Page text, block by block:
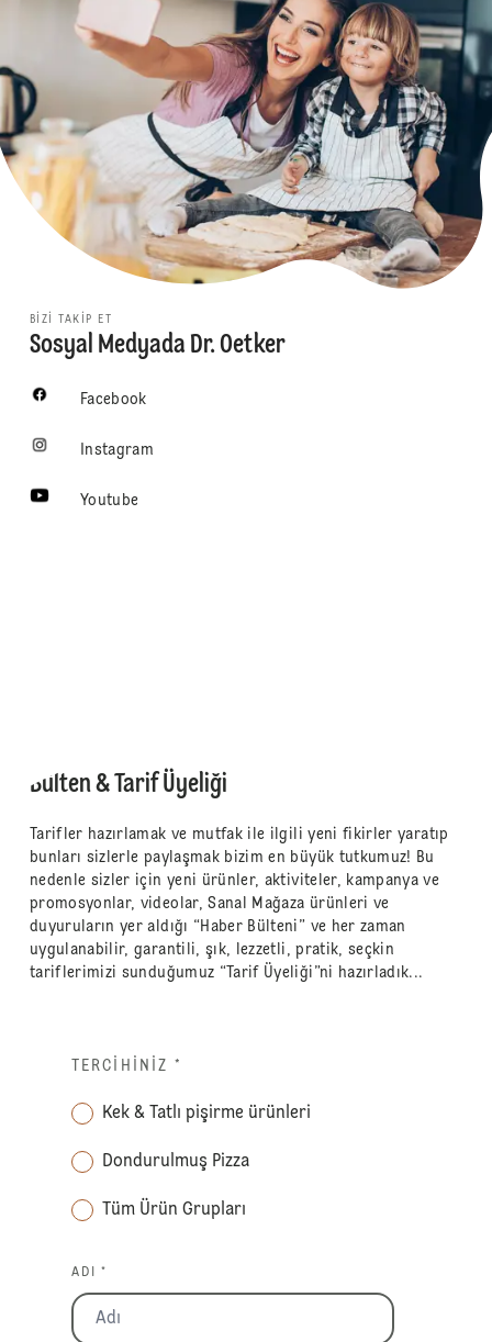
BIZI TAKIP ET
Sosyal Medyada Dr. Oetker
Facebook
Instagram
Youtube
Bülten & Tarif Üyeliği
Tarifler hazırlamak ve mutfak ile ilgili yeni fikirler yaratıp
bunları sizlerle paylaşmak bizim en büyük tutkumuz! Bu
nedenle sizler için yeni ürünler, aktiviteler, kampanya ve
promosyonlar, videolar, Sanal Mağaza ürünleri ve
duyuruların yer aldığı “Haber Bülteni” ve her zaman
uygulanabilir, garantili, şık, lezzetli, pratik, seçkin
tariflerimizi sunduğumuz “Tarif Üyeliği”ni hazırladık...
TERCIHINIZ *
Kek & Tatlı pişirme ürünleri
Dondurulmuş Pizza
Tüm Ürün Grupları
ADI *